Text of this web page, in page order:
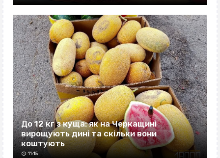
До 12 кг з куща: як на Черкащині
вирощують дині та скільки вони
коштують
11:15